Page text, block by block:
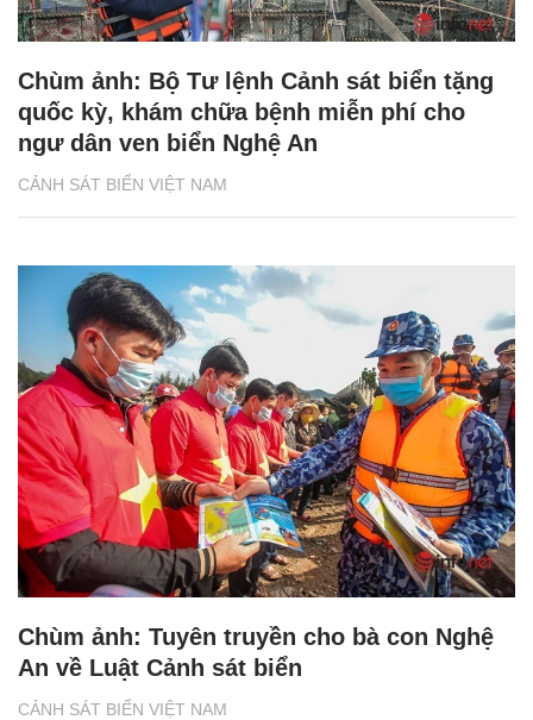
CẢNH SÁT BIỂN VIỆT NAM
Chùm ảnh: Bộ Tư lệnh Cảnh sát biển tặng
quốc kỳ, khám chữa bệnh miễn phí cho
ngư dân ven biển Nghệ An
CẢNH SÁT BIỂN VIỆT NAM
Chùm ảnh: Tuyên truyền cho bà con Nghệ
An về Luật Cảnh sát biển